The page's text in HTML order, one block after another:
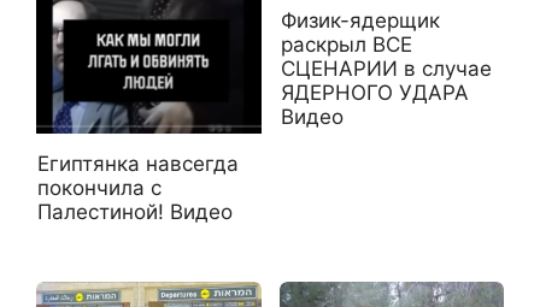
Египтянка навсегда
покончила с
Палестиной! Видео
Физик-ядерщик
раскрыл ВСЕ
СЦЕНАРИИ в случае
ЯДЕРНОГО УДАРА
Видео